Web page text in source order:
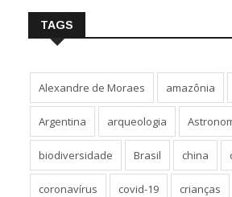
TAGS
Alexandre de Moraes amazônia
Argentina arqueologia
biodiversidade Brasil china
coronavírus covid-19 crianças